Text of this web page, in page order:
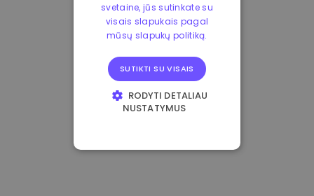
svetaine, jūs sutinkate su
visais slapukais pagal
mūsų slapukų politiką.
SUTIKTI SU VISAIS
RODYTI DETALIAU
NUSTATYMUS